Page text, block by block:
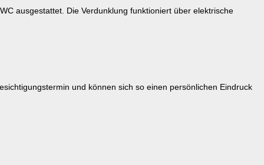
ausgestattet. Die Verdunklung funktioniert über elektrische
und können sich so einen persönlichen Eindruck